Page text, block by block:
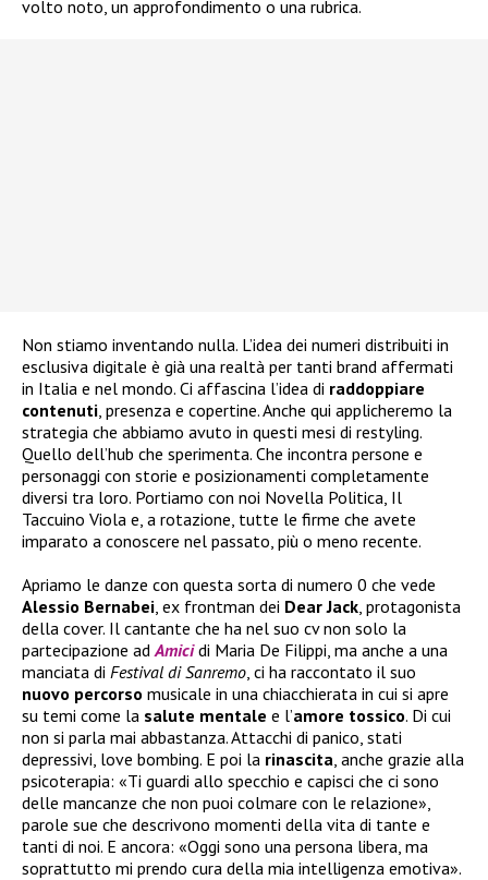
volto noto, un approfondimento o una rubrica.
Non stiamo inventando nulla. L’idea dei numeri distribuiti in
esclusiva digitale è già una realtà per tanti brand affermati
in Italia e nel mondo. Ci affascina l’idea di raddoppiare
contenuti , presenza e copertine. Anche qui applicheremo la
strategia che abbiamo avuto in questi mesi di restyling.
Quello dell’hub che sperimenta. Che incontra persone e
personaggi con storie e posizionamenti completamente
diversi tra loro. Portiamo con noi Novella Politica, Il
Taccuino Viola e, a rotazione, tutte le firme che avete
imparato a conoscere nel passato, più o meno recente.
Apriamo le danze con questa sorta di numero 0 che vede
Alessio Bernabei , ex frontman dei Dear Jack , protagonista
della cover. Il cantante che ha nel suo cv non solo la
partecipazione ad Amici di Maria De Filippi, ma anche a una
manciata di Festival di Sanremo , ci ha raccontato il suo
nuovo percorso musicale in una chiacchierata in cui si apre
su temi come la salute mentale e l’amore tossico. Di cui
non si parla mai abbastanza. Attacchi di panico, stati
depressivi, love bombing. E poi la rinascita , anche grazie alla
psicoterapia: «Ti guardi allo specchio e capisci che ci sono
delle mancanze che non puoi colmare con le relazione»,
parole sue che descrivono momenti della vita di tante e
tanti di noi. E ancora: «Oggi sono una persona libera, ma
soprattutto mi prendo cura della mia intelligenza emotiva».